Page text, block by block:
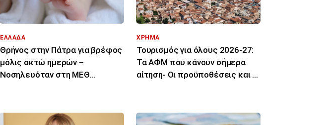
ΕΛΛΑΔΑ
Θρήνος στην Πάτρα για βρέφος
μόλις οκτώ ημερών –
Νοσηλευόταν στη ΜΕΘ
ΧΡΗΜΑ
Τουρισμός για όλους 2026-27:
Τα ΑΦΜ που κάνουν σήμερα
αίτηση- Οι προϋποθέσεις και οι